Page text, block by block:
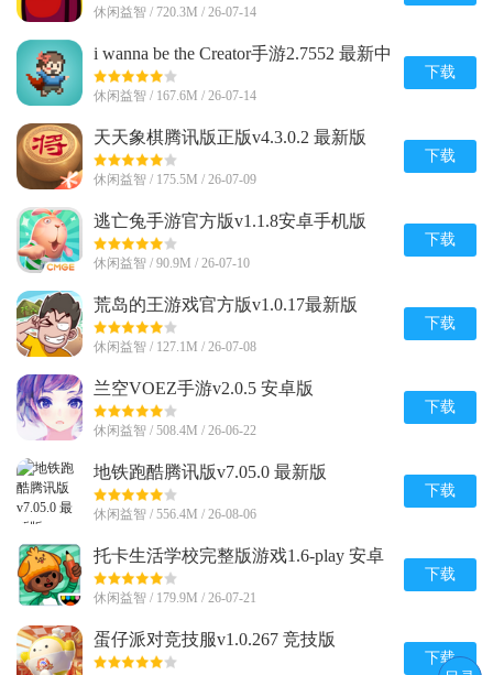
休闲益智 / 720.3M / 26-07-14
i wanna be the Creator手游2.7552 最新中
文版
休闲益智 / 167.6M / 26-07-14
下载
天天象棋腾讯版正版v4.3.0.2 最新版
休闲益智 / 175.5M / 26-07-09
下载
逃亡兔手游官方版v1.1.8安卓手机版
休闲益智 / 90.9M / 26-07-10
下载
荒岛的王游戏官方版v1.0.17最新版
休闲益智 / 127.1M / 26-07-08
下载
兰空VOEZ手游v2.0.5 安卓版
休闲益智 / 508.4M / 26-06-22
下载
地铁跑酷腾讯版v7.05.0 最新版
休闲益智 / 556.4M / 26-08-06
下载
托卡生活学校完整版游戏1.6-play 安卓
免费版
休闲益智 / 179.9M / 26-07-21
下载
蛋仔派对竞技服v1.0.267 竞技版
下载